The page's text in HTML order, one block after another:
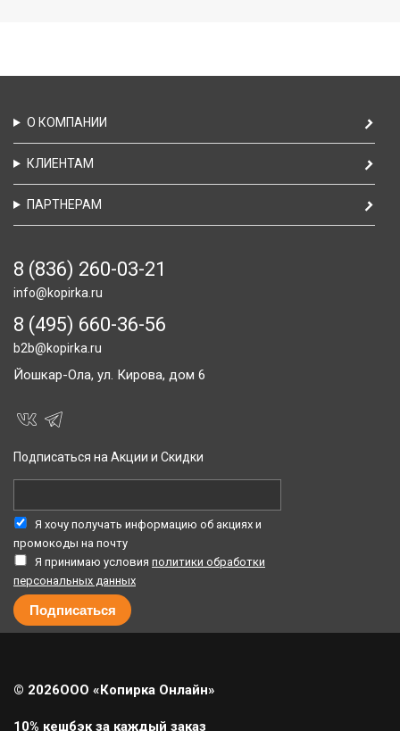
О КОМПАНИИ
КЛИЕНТАМ
ПАРТНЕРАМ
8 (836) 260-03-21
info@kopirka.ru
8 (495) 660-36-56
b2b@kopirka.ru
Йошкар-Ола, ул. Кирова, дом 6
Подписаться на Акции и Скидки
Я хочу получать информацию об акциях и
промокоды на почту
Я принимаю условия политики обработки
персональных данных
© 2026ООО «Копирка Онлайн»
10% кешбэк за каждый заказ